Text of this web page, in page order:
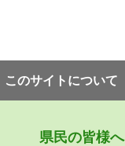
このサイトについて
県⺠の皆様へ